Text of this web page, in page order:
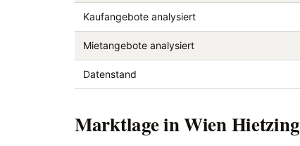
Kaufangebote analysiert
Mietangebote analysiert
Datenstand
Marktlage in Wien Hietzing